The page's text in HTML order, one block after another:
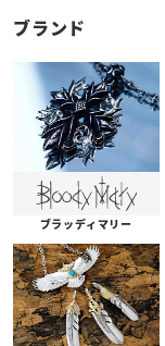
ブランド
ブラッディマリー